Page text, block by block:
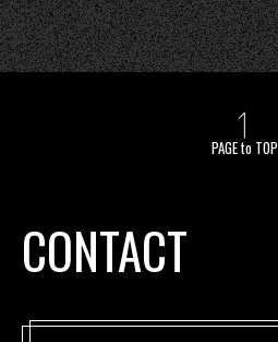
PAGE to TOP
CONTACT